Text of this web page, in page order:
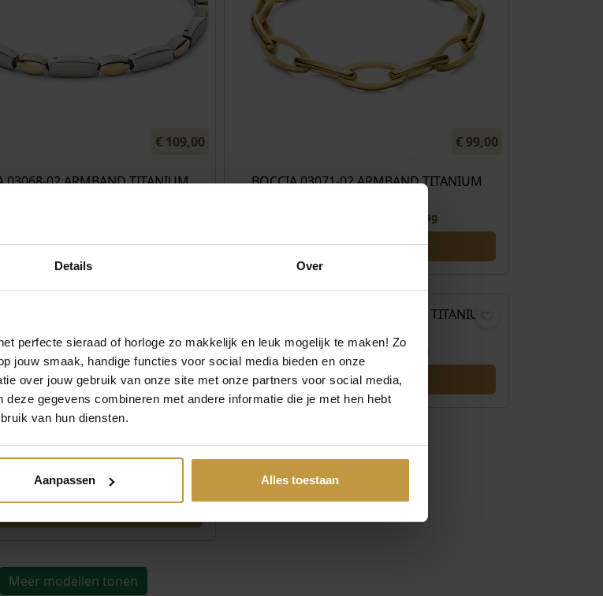
Details Over
perfecte sieraad of horloge zo makkelijk en leuk mogelijk te maken! Zo
jouw smaak, handige functies voor social media bieden en onze
over jouw gebruik van onze site met onze partners voor social media,
gegevens combineren met andere informatie die je met hen hebt
van hun diensten.
Aanpassen Alles toestaan
€ 109,00
03068-02 ARMBAND TITANIUM
€ 99,00
BOCCIA 03071-02 ARMBAND TITANIUM
Direct leverbaar, 1 werkdag
Direct leverbaar, 1 werkdag
BOCCIA 0565-03 OORHANGERS TITANIUM
Levertijd: 2-3 werkdagen
€ 199,00
03041-06 ARMBAND TITANIUM
DIAMANT
Direct leverbaar, 1 werkdag
Meer modellen tonen